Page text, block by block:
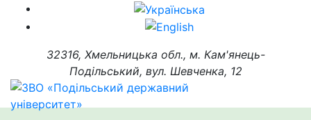
32316, Хмельницька обл., м. Кам'янець-
Подільський, вул. Шевченка, 12